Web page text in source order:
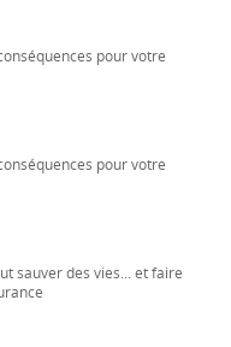
pour votre
pour votre
sauver des vies... et faire